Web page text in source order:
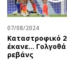
07/08/2024
Καταστροφικό
έκανε…
ρεβάνς